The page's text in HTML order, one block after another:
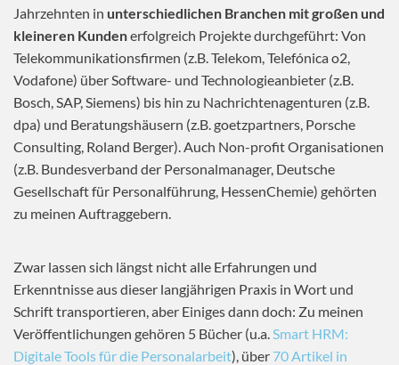
Jahrzehnten in unterschiedlichen Branchen mit großen und
kleineren Kundenerfolgreich Projekte durchgeführt: Von
Telekommunikationsfirmen (z.B. Telekom, Telefónica o2,
Vodafone) über Software- und Technologieanbieter (z.B.
Bosch, SAP, Siemens) bis hin zu Nachrichtenagenturen (z.B.
dpa) und Beratungshäusern (z.B. goetzpartners, Porsche
Consulting, Roland Berger). Auch Non-profit Organisationen
(z.B. Bundesverband der Personalmanager, Deutsche
Gesellschaft für Personalführung, HessenChemie) gehörten
zu meinen Auftraggebern.
Zwar lassen sich längst nicht alle Erfahrungen und
Erkenntnisse aus dieser langjährigen Praxis in Wort und
Schrift transportieren, aber Einiges dann doch: Zu meinen
Veröffentlichungen gehören 5 Bücher (u.a.Smart HRM:
Digitale Tools für die Personalarbeit), über 70 Artikel in